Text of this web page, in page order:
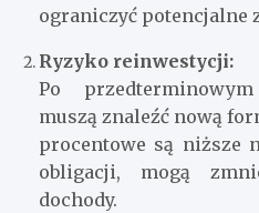
ograniczyć potencjalne
Ryzyko reinwestycji:
Po
muszą znaleźć nową
procentowe są niższe
obligacji, mogą
dochody.